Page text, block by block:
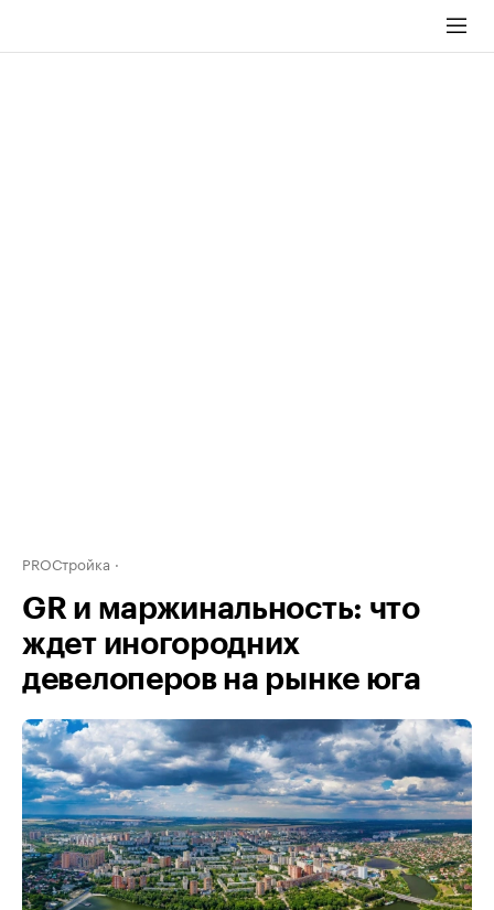
PROСтройка
GR и маржинальность: что
ждет иногородних
девелоперов на рынке юга